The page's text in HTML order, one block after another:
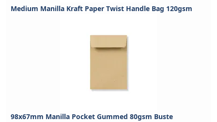
Medium Manilla Kraft Paper Twist Handle Bag 120gsm
98x67mm Manilla Pocket Gummed 80gsm Buste